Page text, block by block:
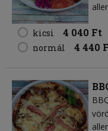
kicsi 4 040 Ft
normál 4 440